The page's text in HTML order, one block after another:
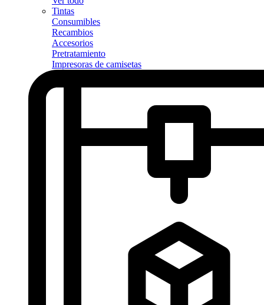
Tintas
Consumibles
Recambios
Accesorios
Pretratamiento
Impresoras de camisetas